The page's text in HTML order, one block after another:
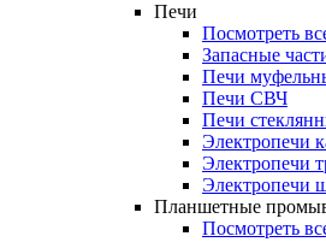
Печи
Посмотреть
Запасные
Печи
Печи СВЧ
Печи
Электропечи
Электропечи
Электропечи
Планшетные
Посмотреть